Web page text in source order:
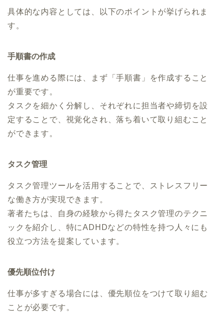
具体的な内容としては、以下のポイントが挙げられま
す。
手順書の作成
仕事を進める際には、まず「手順書」を作成すること
が重要です。
タスクを細かく分解し、それぞれに担当者や締切を設
定することで、視覚化され、落ち着いて取り組むこと
ができます。
タスク管理
タスク管理ツールを活用することで、ストレスフリー
な働き方が実現できます。
著者たちは、自身の経験から得たタスク管理のテクニ
ックを紹介し、特にADHDなどの特性を持つ人々にも
役立つ方法を提案しています。
優先順位付け
仕事が多すぎる場合には、優先順位をつけて取り組む
ことが必要です。